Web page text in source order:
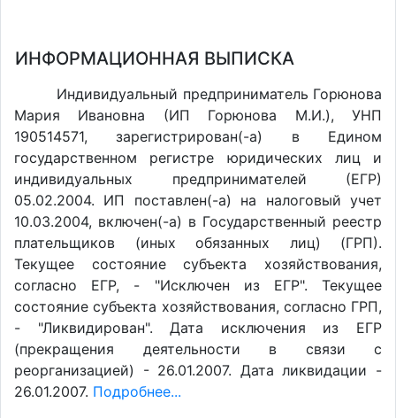
ИНФОРМАЦИОННАЯ ВЫПИСКА
Индивидуальный предприниматель Горюнова
Мария Ивановна (ИП Горюнова М.И.), УНП
190514571, зарегистрирован(-а) в Едином
государственном регистре юридических лиц и
индивидуальных предпринимателей (ЕГР)
05.02.2004. ИП поставлен(-a) на налоговый учет
10.03.2004, включен(-a) в Государственный реестр
плательщиков (иных обязанных лиц) (ГРП).
Текущее состояние субъекта хозяйствования,
согласно ЕГР, - "Исключен из ЕГР". Текущее
состояние субъекта хозяйствования, согласно ГРП,
- "Ликвидирован". Дата исключения из ЕГР
(прекращения деятельности в связи с
реорганизацией) - 26.01.2007. Дата ликвидации -
26.01.2007. Подробнее...